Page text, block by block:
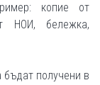
копие от
НОИ, бележка,
бъдат получени в